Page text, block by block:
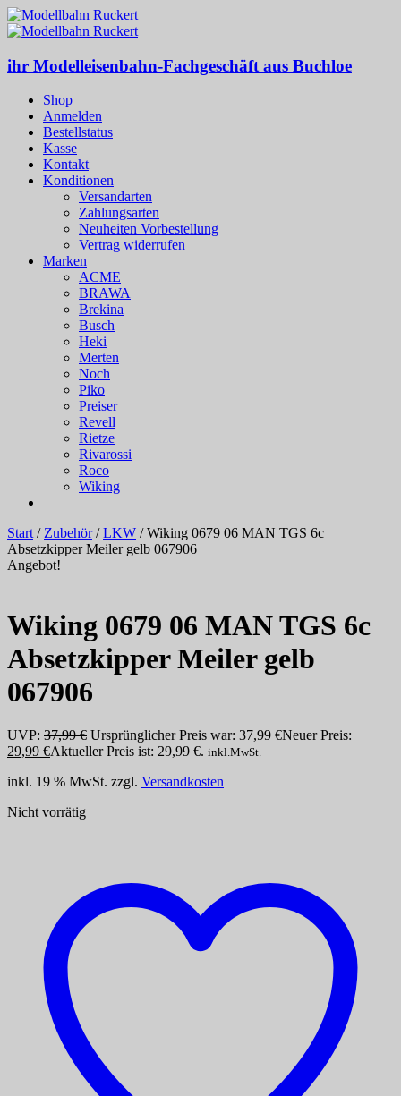
ihr Modelleisenbahn-Fachgeschäft aus Buchloe
Shop
Anmelden
Bestellstatus
Kasse
Kontakt
Konditionen
Versandarten
Zahlungsarten
Neuheiten Vorbestellung
Vertrag widerrufen
Marken
ACME
BRAWA
Brekina
Busch
Heki
Merten
Noch
Piko
Preiser
Revell
Rietze
Rivarossi
Roco
Wiking
Start/Zubehör/LKW / Wiking 0679 06 MAN TGS 6c
Absetzkipper Meiler gelb 067906
Angebot!
Wiking 0679 06 MAN TGS 6c
Absetzkipper Meiler gelb
067906
UVP: 37,99€ Ursprünglicher Preis war: 37,99 €Neuer Preis:
29,99 €Aktueller Preis ist: 29,99 €. inkl.MwSt.
inkl. 19 % MwSt. zzgl. Versandkosten
Nicht vorrätig